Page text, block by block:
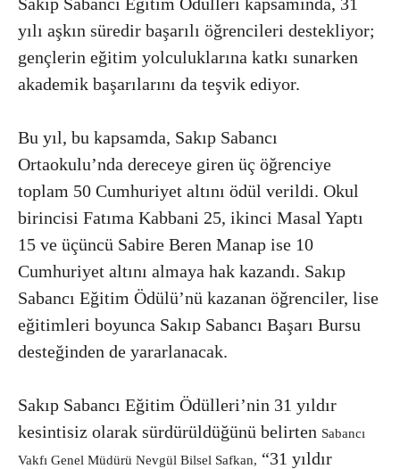
yılı aşkın süredir başarılı öğrencileri destekliyor;
gençlerin eğitim yolculuklarına katkı sunarken
akademik başarılarını da teşvik ediyor.
Bu yıl, bu kapsamda, Sakıp Sabancı
Ortaokulu’nda dereceye giren üç öğrenciye
toplam 50 Cumhuriyet altını ödül verildi. Okul
birincisi Fatıma Kabbani 25, ikinci Masal Yaptı
15 ve üçüncü Sabire Beren Manap ise 10
Cumhuriyet altını almaya hak kazandı. Sakıp
Sabancı Eğitim Ödülü’nü kazanan öğrenciler, lise
eğitimleri boyunca Sakıp Sabancı Başarı Bursu
desteğinden de yararlanacak.
Sakıp Sabancı Eğitim Ödülleri’nin 31 yıldır
kesintisiz olarak sürdürüldüğünü belirten Sabancı
Vakfı Genel Müdürü Nevgül Bilsel Safkan, “31 yıldır